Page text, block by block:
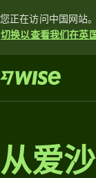
您正在访问中国网站。
切换以查看我们在英
从爱